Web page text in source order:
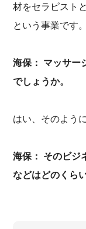
材をセラピスト
という事業です。
海保： マッサー
でしょうか。
はい、そのよう
海保： そのビジ
などはどのくら